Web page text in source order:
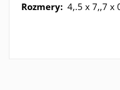
Rozmery: 4,.5 x 7,,7 x